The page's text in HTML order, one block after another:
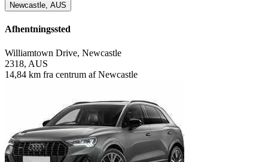
Newcastle, AUS
Afhentningssted
Williamtown Drive, Newcastle
2318, AUS
14,84 km fra centrum af Newcastle